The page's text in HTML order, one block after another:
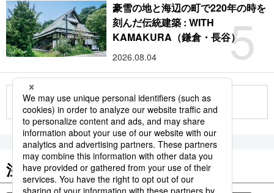
5
豪雪の地と海辺の町で220年の時を
刻んだ伝統建築 : WITH
KAMAKURA（鎌倉・長谷）
2026.08.04
もっと見る
注目のキーワード